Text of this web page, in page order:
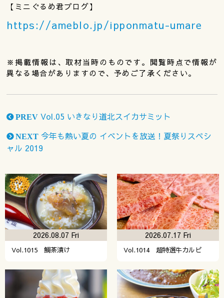
【ミニぐるめ君ブログ】
https://ameblo.jp/ipponmatu-umare
※掲載情報は、取材当時のものです。閲覧時点で情報が
異なる場合がありますので、予めご了承ください。
PREV Vol.05 いきなり道北スイカサミット
NEXT 今年も熱い夏の イベントを放送！夏祭りスペシ
ャル 2019
Vol.1015 鯛茶漬け
2026.08.07 Fri
Vol.1014 超特選牛カルビ
2026.07.17 Fri